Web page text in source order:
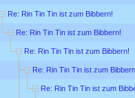
Re: Rin Tin Tin ist zum Bibbern!
Re: Rin Tin Tin ist zum Bibbern!
Re: Rin Tin Tin ist zum Bibbern!
Re: Rin Tin Tin ist zum
Re: Rin Tin Tin ist zum